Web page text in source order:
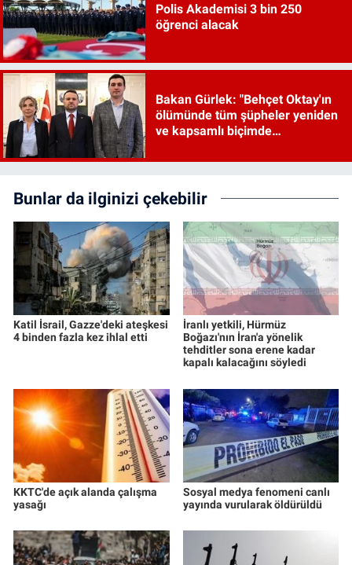
Polis Akademisi 3 bin 250
öğrenci alacak
Bakan Gürlek: "Behçet Oktay'ın
ölümünde tüm şüpheler yeniden
ve kapsamlı biçimde
Bunlar da ilginizi çekebilir
Katil İsrail, Gazze'deki ateşkesi
4 binden fazla kez ihlal etti
İranlı yetkili, Hürmüz
Boğazı'nın İran'a yönelik
tehditler sona erene kadar
kapalı kalacağını söyledi
KKTC'de açık alanda çalışma
yasağı
Sosyal medya fenomeni canlı
yayında vurularak öldürüldü